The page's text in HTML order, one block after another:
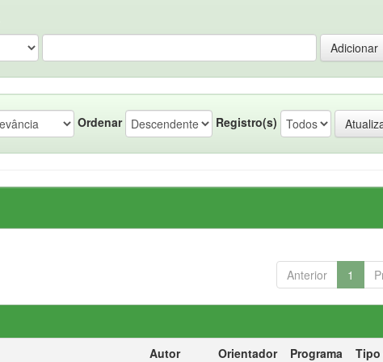
Ordenar Registro(s)
Anterior 1
Autor Orientador Programa
Tipo